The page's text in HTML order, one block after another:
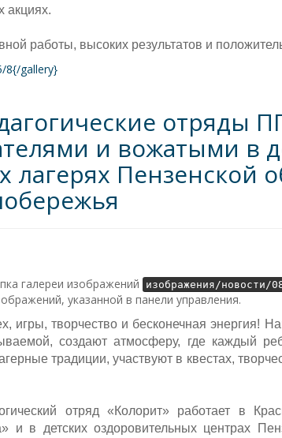
акциях.
работы, высоких результатов и
8{/gallery}
отряды
и вожатыми в
лагерях Пензенской
галереи изображений изображения/новости/
указанной в панели управления.
игры, творчество и бесконечная энергия!
создают атмосферу, где каждый
традиции, участвуют в квестах,
отряд «Колорит» работает в
и в детских оздоровительных центрах